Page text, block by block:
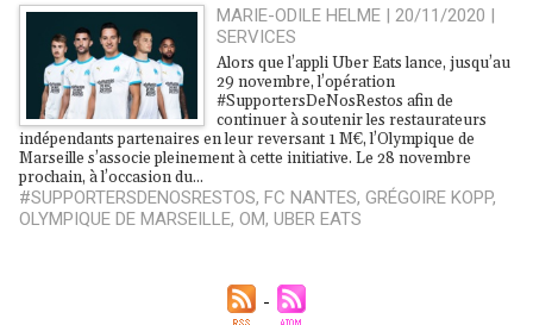
MARIE-ODILE HELME | 20/11/2020 |
SERVICES
Alors que l’appli Uber Eats lance, jusqu’au
29 novembre, l’opération
#SupportersDeNosRestos afin de
continuer à soutenir les restaurateurs
indépendants partenaires en leur reversant 1 M€, l’Olympique de
Marseille s’associe pleinement à cette initiative. Le 28 novembre
prochain, à l’occasion du...
#SUPPORTERSDENOSRESTOS, FC NANTES, GRÉGOIRE KOPP,
OLYMPIQUE DE MARSEILLE, OM, UBER EATS